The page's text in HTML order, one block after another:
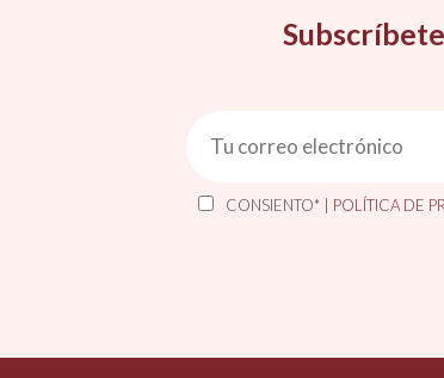
CONSIENTO* | POLÍTICA DE